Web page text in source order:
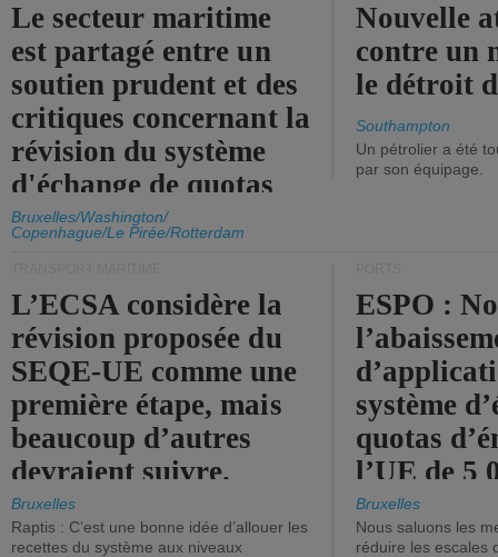
Le secteur maritime
est partagé entre un
soutien prudent et des
critiques concernant la
révision du système
d'échange de quotas
d'émission de l'UE.
Bruxelles/Washington/
Copenhague/Le Pirée/Rotterdam
Nouvelle
contre un
le détroit
Southampton
Un pétrolier a été
par son équipage.
L’ECSA considère la
révision proposée du
SEQE-UE comme une
première étape, mais
beaucoup d’autres
devraient suivre.
Bruxelles
Raptis : C’est une bonne idée d’allouer les
recettes du système aux niveaux
ESPO :
système
quotas
l’UE de 5
tonneaux
brute.
Bruxelles
Nous saluons les
réduire les escales